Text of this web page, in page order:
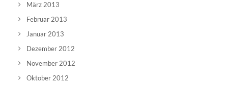
März 2013
Februar 2013
Januar 2013
Dezember 2012
November 2012
Oktober 2012